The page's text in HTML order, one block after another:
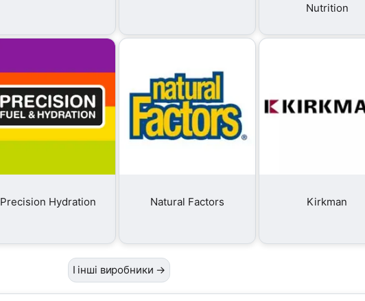
Nutrition
Precision Hydration Natural Factors Kirkman
І інші виробники →